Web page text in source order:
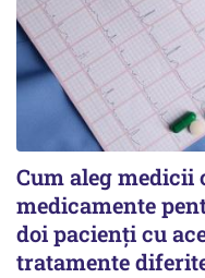
Cum aleg
medicamente
doi pacienți cu
tratamente